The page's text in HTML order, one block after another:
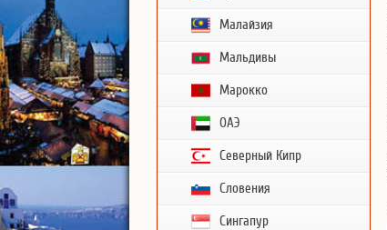
Малайзия
Мальдивы
Марокко
ОАЭ
Северный Кипр
Словения
Сингапур